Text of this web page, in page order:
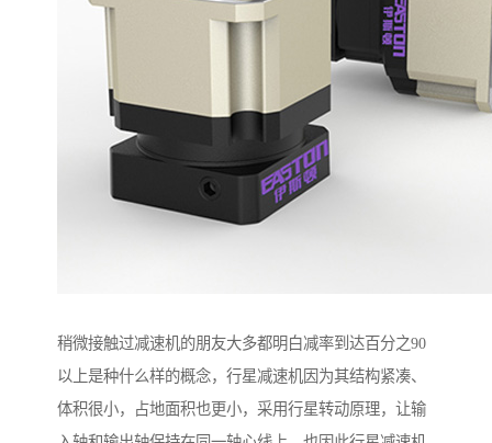
稍微接触过减速机的朋友大多都明白减率到达百分之90
以上是种什么样的概念，行星减速机因为其结构紧凑、
体积很小，占地面积也更小，采用行星转动原理，让输